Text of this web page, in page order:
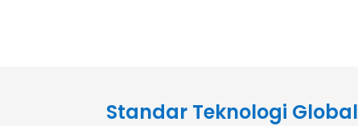
Standar Teknologi Global